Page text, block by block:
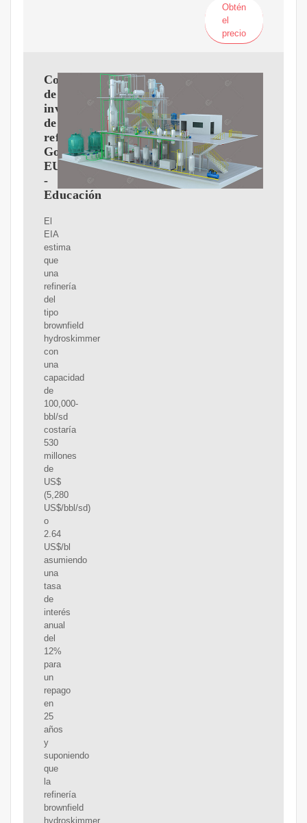
Obtén
el
precio
Costos
de
inversión
de
refinerías
Golfo
EUA
-
Educación
El
EIA
estima
que
una
refinería
del
tipo
brownfield
hydroskimmer
con
una
capacidad
de
100,000-
bbl/sd
costaría
530
millones
de
US$
(5,280
US$/bbl/sd)
o
2.64
US$/bl
asumiendo
una
tasa
de
interés
anual
del
12%
para
un
repago
en
25
años
y
suponiendo
que
la
refinería
brownfield
hydroskimmer